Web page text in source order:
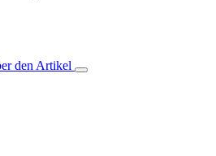
den Artikel